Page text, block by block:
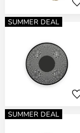
SUMMER DEAL
SUMMER DEAL